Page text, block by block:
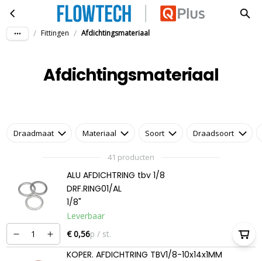
Ga naar hoofdinhoudAfdichtingsmateriaal
/ Fittingen / Afdichtingsmateriaal
Afdichtingsmateriaal
Draadmaat Materiaal Soort Draadsoort
41 producten
ALU AFDICHTRING tbv 1/8
DRF.RING01/AL
1/8"
Leverbaar
€ 0,56p / st.
KOPER. AFDICHTRING TBV1/8-10x14x1MM